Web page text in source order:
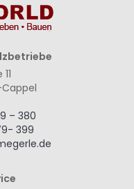
– 380
399